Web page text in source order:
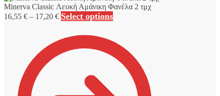
Minerva Classic Λευκή Αμάνικη Φανέλα 2 τμχ
16,55 € – 17,20 €Price
range:
through
17,20 €
Select options